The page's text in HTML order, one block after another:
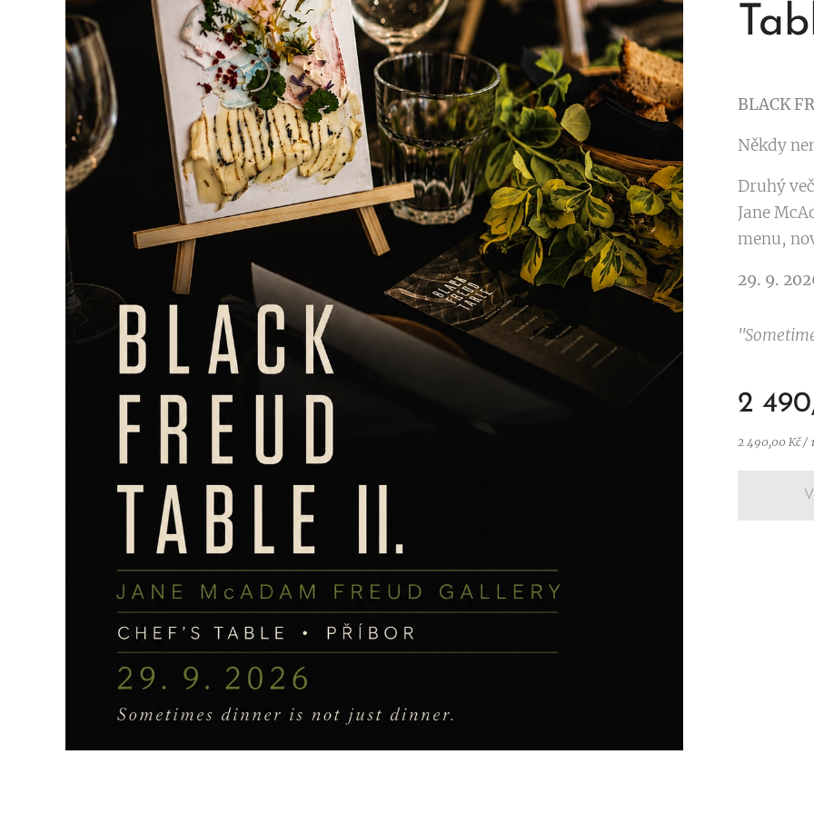
BLACK
Někdy
Druhý
Jane
menu,
29. 9.
2
2 490,00 Kč /